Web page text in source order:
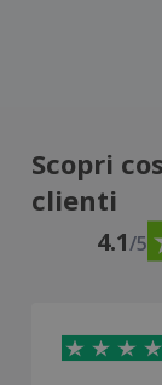
Scopri
clienti
4.1/5